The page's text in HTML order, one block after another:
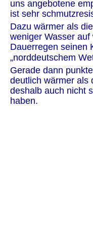
uns angebotene
ist sehr
Dazu wärmer als
weniger Wasser
Dauerregen seinen
„norddeutschem
Gerade dann
deutlich wärmer als
deshalb auch nicht
haben.